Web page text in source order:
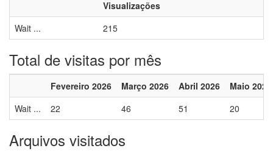
Visualizações
Wait ...
215
Total de visitas por mês
Fevereiro 2026 Março 2026 Abril 2026
Maio 2026
Wait ...
22 46 51 20
Arquivos visitados